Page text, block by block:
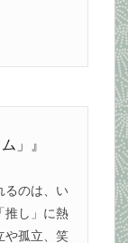
」』
るのは、い
推し」に熱
や孤立、笑